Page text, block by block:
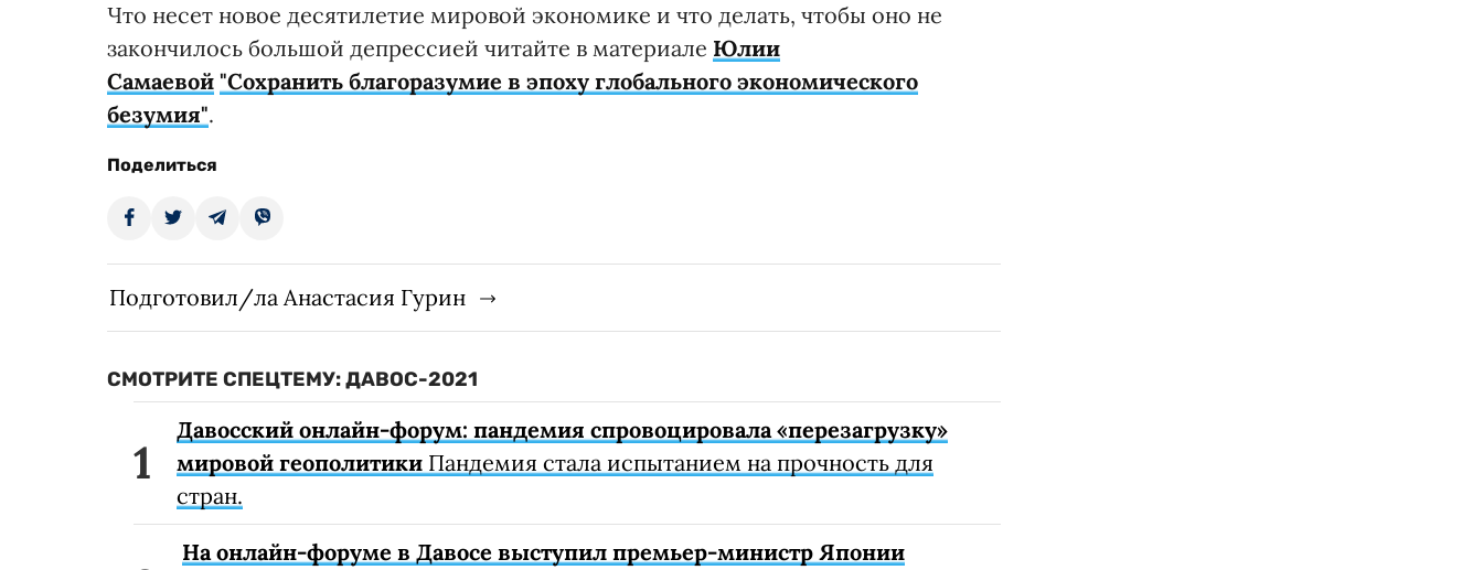
Что несет новое десятилетие мировой экономике и что делать, чтобы оно не
закончилось большой депрессией читайте в материале Юлии
Самаевой "Сохранить благоразумие в эпоху глобального экономического
безумия".
Поделиться
Подготовил/ла Анастасия Гурин
СМОТРИТЕ СПЕЦТЕМУ: ДАВОС-2021
Давосский онлайн-форум: пандемия спровоцировала «перезагрузку»
мировой геополитики Пандемия стала испытанием на прочность для
стран.
На онлайн-форуме в Давосе выступил премьер-министр Японии